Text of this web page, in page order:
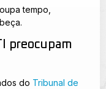
tempo,
preocupam
do Tribunal de